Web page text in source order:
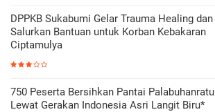
DPPKB Sukabumi Gelar Trauma Healing dan
Salurkan Bantuan untuk Korban Kebakaran
Ciptamulya
750 Peserta Bersihkan Pantai Palabuhanratu
Lewat Gerakan Indonesia Asri Langit Biru*